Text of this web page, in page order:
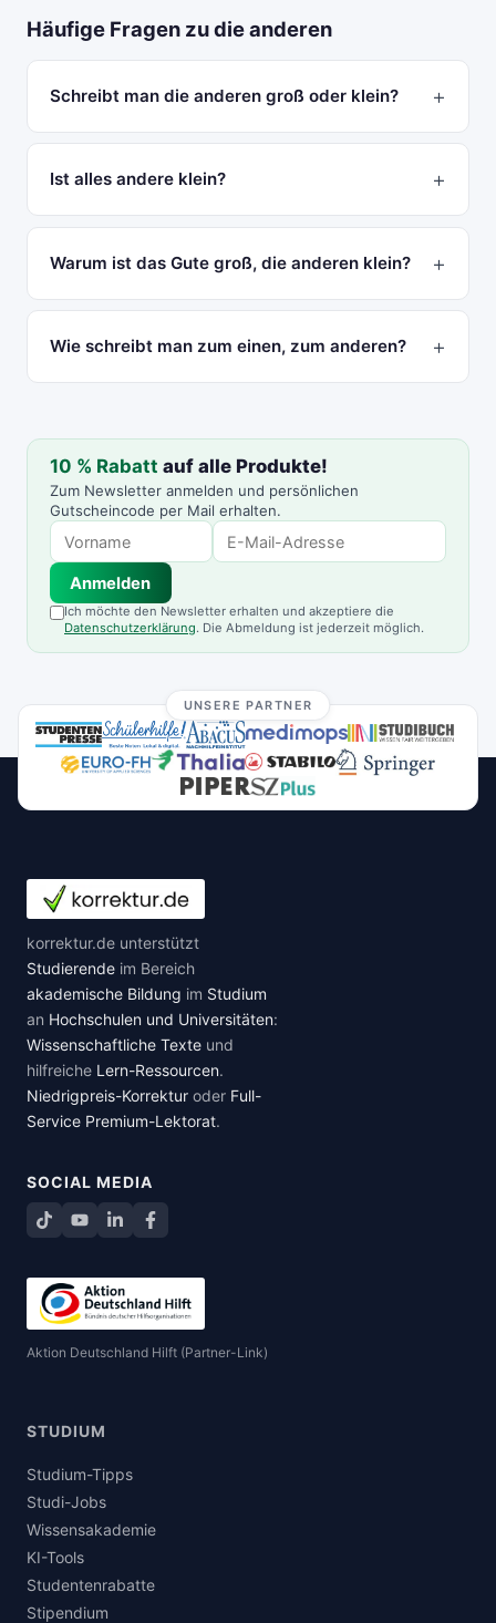
Häufige Fragen zu die anderen
Schreibt man die anderen groß oder klein?
Ist alles andere klein?
Warum ist das Gute groß, die anderen klein?
Wie schreibt man zum einen, zum anderen?
10 % Rabatt auf alle Produkte!
Zum Newsletter anmelden und persönlichen
Gutscheincode per Mail erhalten.
Anmelden
Ich möchte den Newsletter erhalten und akzeptiere die
Datenschutzerklärung. Die Abmeldung ist jederzeit möglich.
UNSERE PARTNER
korrektur.de unterstützt
Studierende im Bereich
akademische Bildung im Studium
an Hochschulen und Universitäten:
Wissenschaftliche Texte und
hilfreiche Lern-Ressourcen.
Niedrigpreis-Korrektur oder Full-
Service Premium-Lektorat.
SOCIAL MEDIA
TikTokYouTube
LinkedInFacebook teilen
Aktion Deutschland Hilft (Partner-Link)
STUDIUM
Studium-Tipps
Studi-Jobs
Wissensakademie
KI-Tools
Studentenrabatte
Stipendium